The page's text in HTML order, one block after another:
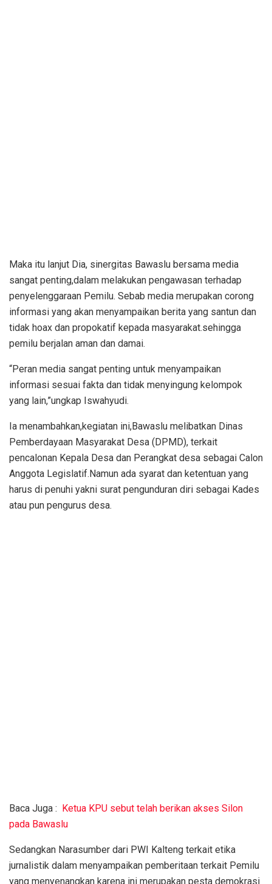
Maka itu lanjut Dia, sinergitas Bawaslu bersama media
sangat penting,dalam melakukan pengawasan terhadap
penyelenggaraan Pemilu. Sebab media merupakan corong
informasi yang akan menyampaikan berita yang santun dan
tidak hoax dan propokatif kepada masyarakat.sehingga
pemilu berjalan aman dan damai.
“Peran media sangat penting untuk menyampaikan
informasi sesuai fakta dan tidak menyingung kelompok
yang lain,”ungkap Iswahyudi.
Ia menambahkan,kegiatan ini,Bawaslu melibatkan Dinas
Pemberdayaan Masyarakat Desa (DPMD), terkait
pencalonan Kepala Desa dan Perangkat desa sebagai Calon
Anggota Legislatif.Namun ada syarat dan ketentuan yang
harus di penuhi yakni surat pengunduran diri sebagai Kades
atau pun pengurus desa.
Baca Juga : Ketua KPU sebut telah berikan akses Silon
pada Bawaslu
Sedangkan Narasumber dari PWI Kalteng terkait etika
jurnalistik dalam menyampaikan pemberitaan terkait Pemilu
yang menyenangkan karena ini merupakan pesta demokrasi